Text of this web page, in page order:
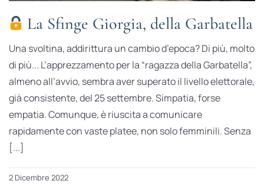
La Sfinge Giorgia, della Garbatella
Una svoltina, addirittura un cambio d’epoca? Di più, molto
di più... L’apprezzamento per la “ragazza della Garbatella”,
almeno all’avvio, sembra aver superato il livello elettorale,
già consistente, del 25 settembre. Simpatia, forse
empatia. Comunque, è riuscita a comunicare
rapidamente con vaste platee, non solo femminili. Senza
[...]
2 Dicembre 2022